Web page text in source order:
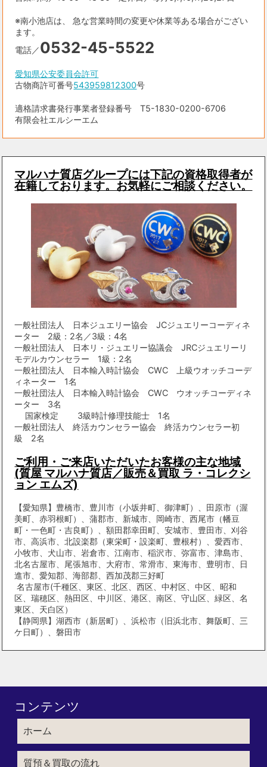
※南小池店は、 急な営業時間の変更や休業等ある場合がござい
ます。
電話／0532-45-5522
愛知県公安委員会許可
古物商許可番号543959812300号
適格請求書発行事業者登録番号 T5-1830-0200-6706
有限会社エルシーエム
マルハナ質店グループには下記の資格取得者が
在籍しております。お気軽にご相談ください。
一般社団法人 日本ジュエリー協会 JCジュエリーコーディネ
ーター 2級：2名／3級：4名
一般社団法人 日本リ・ジュエリー協議会 JRCジュエリーリ
モデルカウンセラー 1級：2名
一般社団法人 日本輸入時計協会 CWC 上級ウオッチコーデ
ィネーター 1名
一般社団法人 日本輸入時計協会 CWC ウオッチコーディネ
ーター 3名
国家検定 3級時計修理技能士 1名
一般社団法人 終活カウンセラー協会 終活カウンセラー初
級 2名
ご利用・ご来店いただいたお客様の主な地域
(質屋 マルハナ質店／販売＆買取 ラ・コレクシ
ョン エムズ)
【愛知県】豊橋市、豊川市（小坂井町、御津町）、田原市（渥
美町、赤羽根町）、蒲郡市、新城市、岡崎市、西尾市（幡豆
町・一色町・吉良町）、額田郡幸田町、安城市、豊田市、刈谷
市、高浜市、北設楽郡（東栄町・設楽町、豊根村）、愛西市、
小牧市、犬山市、岩倉市、江南市、稲沢市、弥富市、津島市、
北名古屋市、尾張旭市、大府市、常滑市、東海市、豊明市、日
進市、愛知郡、海部郡、西加茂郡三好町
名古屋市(千種区、東区、北区、西区、中村区、中区、昭和
区、瑞穂区、熱田区、中川区、港区、南区、守山区、緑区、名
東区、天白区）
【静岡県】湖西市（新居町）、浜松市（旧浜北市、舞阪町、三
ケ日町）、磐田市
コンテンツ
ホーム
質預＆買取の流れ